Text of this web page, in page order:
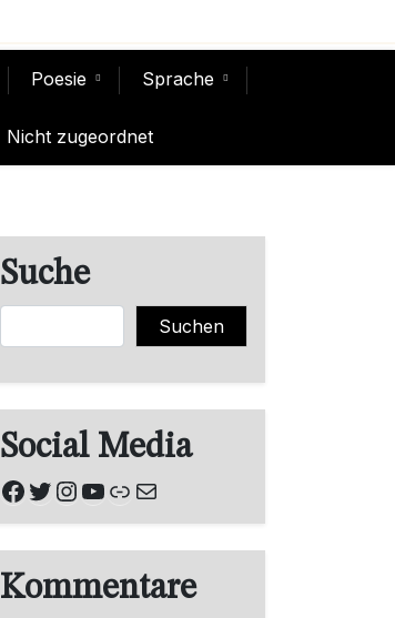
Poesie Sprache
Nicht zugeordnet
Suche
Suchen Suchen
Social Media
Facebook
Twitter
Instagram
YouTube
Link
E-Mail
Kommentare